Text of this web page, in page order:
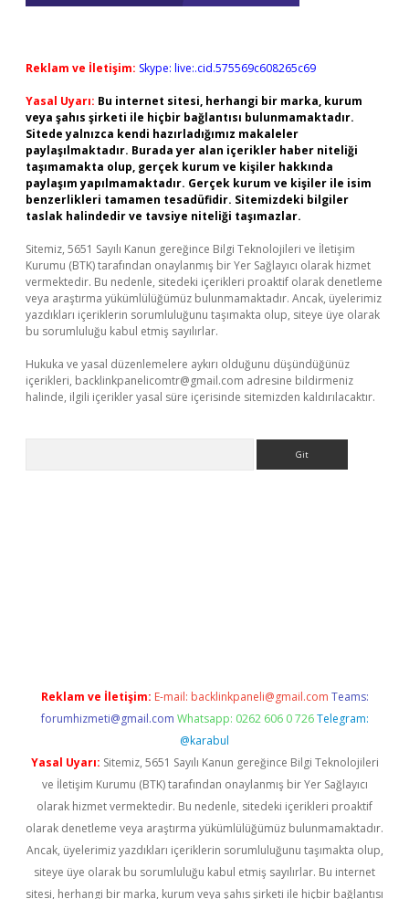
Reklam ve İletişim: Skype: live:.cid.575569c608265c69
Yasal Uyarı: Bu internet sitesi, herhangi bir marka, kurum
veya şahıs şirketi ile hiçbir bağlantısı bulunmamaktadır.
Sitede yalnızca kendi hazırladığımız makaleler
paylaşılmaktadır. Burada yer alan içerikler haber niteliği
taşımamakta olup, gerçek kurum ve kişiler hakkında
paylaşım yapılmamaktadır. Gerçek kurum ve kişiler ile isim
benzerlikleri tamamen tesadüfidir. Sitemizdeki bilgiler
taslak halindedir ve tavsiye niteliği taşımazlar.
Sitemiz, 5651 Sayılı Kanun gereğince Bilgi Teknolojileri ve İletişim
Kurumu (BTK) tarafından onaylanmış bir Yer Sağlayıcı olarak hizmet
vermektedir. Bu nedenle, sitedeki içerikleri proaktif olarak denetleme
veya araştırma yükümlülüğümüz bulunmamaktadır. Ancak, üyelerimiz
yazdıkları içeriklerin sorumluluğunu taşımakta olup, siteye üye olarak
bu sorumluluğu kabul etmiş sayılırlar.
Hukuka ve yasal düzenlemelere aykırı olduğunu düşündüğünüz
içerikleri, backlinkpanelicomtr@gmail.com adresine bildirmeniz
halinde, ilgili içerikler yasal süre içerisinde sitemizden kaldırılacaktır.
Reklam ve İletişim: E-mail: backlinkpaneli@gmail.com Teams:
forumhizmeti@gmail.com Whatsapp: 0262 606 0 726 Telegram:
@karabul
Yasal Uyarı: Sitemiz, 5651 Sayılı Kanun gereğince Bilgi Teknolojileri
ve İletişim Kurumu (BTK) tarafından onaylanmış bir Yer Sağlayıcı
olarak hizmet vermektedir. Bu nedenle, sitedeki içerikleri proaktif
olarak denetleme veya araştırma yükümlülüğümüz bulunmamaktadır.
Ancak, üyelerimiz yazdıkları içeriklerin sorumluluğunu taşımakta olup,
siteye üye olarak bu sorumluluğu kabul etmiş sayılırlar. Bu internet
sitesi, herhangi bir marka, kurum veya şahıs şirketi ile hiçbir bağlantısı